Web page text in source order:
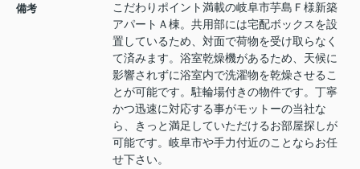
備考
こだわりポイント満載の岐阜市芋島Ｆ様新築
アパートＡ棟。共用部には宅配ボックスを設
置しているため、対面で荷物を受け取らなく
て済みます。浴室乾燥機があるため、天候に
影響されずに浴室内で洗濯物を乾燥させるこ
とが可能です。駐輪場付きの物件です。丁寧
かつ迅速に対応する事がモットーの当社な
ら、きっと満足していただけるお部屋探しが
可能です。岐阜市や手力付近のことならお任
せ下さい。